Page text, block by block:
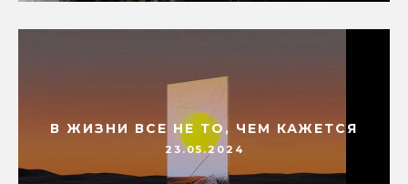
В ЖИЗНИ ВСЕ НЕ ТО, ЧЕМ КАЖЕТСЯ
23.05.2024